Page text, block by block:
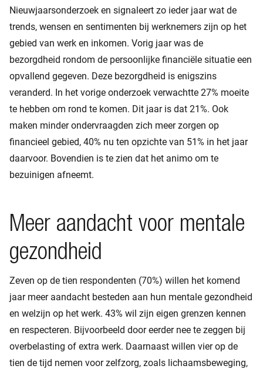
Nieuwjaarsonderzoek en signaleert zo ieder jaar wat de
trends, wensen en sentimenten bij werknemers zijn op het
gebied van werk en inkomen. Vorig jaar was de
bezorgdheid rondom de persoonlijke financiële situatie een
opvallend gegeven. Deze bezorgdheid is enigszins
veranderd. In het vorige onderzoek verwachtte 27% moeite
te hebben om rond te komen. Dit jaar is dat 21%. Ook
maken minder ondervraagden zich meer zorgen op
financieel gebied, 40% nu ten opzichte van 51% in het jaar
daarvoor. Bovendien is te zien dat het animo om te
bezuinigen afneemt.
Meer aandacht voor mentale
gezondheid
Zeven op de tien respondenten (70%) willen het komend
jaar meer aandacht besteden aan hun mentale gezondheid
en welzijn op het werk. 43% wil zijn eigen grenzen kennen
en respecteren. Bijvoorbeeld door eerder nee te zeggen bij
overbelasting of extra werk. Daarnaast willen vier op de
tien de tijd nemen voor zelfzorg, zoals lichaamsbeweging,